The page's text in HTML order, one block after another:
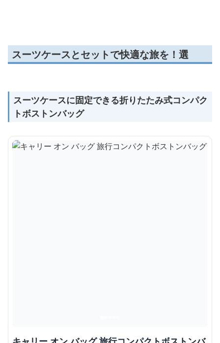
スーツケースとセットで快適な旅を！選
スーツケースに固定できる折りたたみ式コンパク
トボストンバッグ